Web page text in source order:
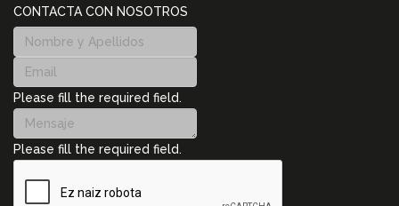
CONTACTA CON NOSOTROS
Please fill the required field.
Please fill the required field.